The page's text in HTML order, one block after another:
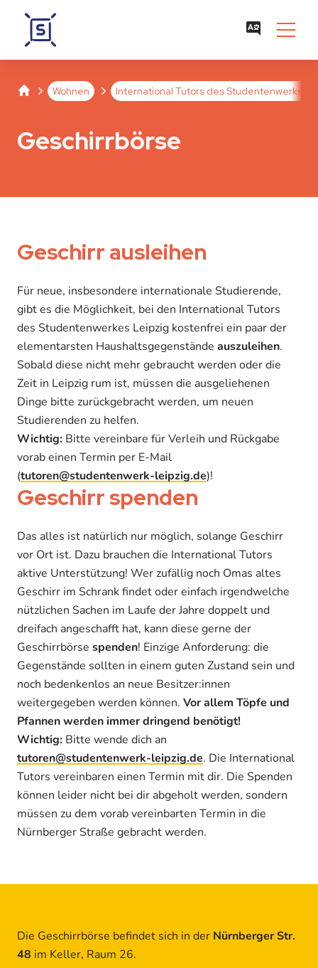
Studentenwerk Leipzig
SeparatorWohnen
Separator International Tutors des Studentenwerks
Separator
Geschirrbörse
Geschirr ausleihen
Für neue, insbesondere internationale Studierende,
gibt es die Möglichkeit, bei den International Tutors
des Studentenwerkes Leipzig kostenfrei ein paar der
elementarsten Haushaltsgegenstände auszuleihen.
Sobald diese nicht mehr gebraucht werden oder die
Zeit in Leipzig rum ist, müssen die ausgeliehenen
Dinge bitte zurückgebracht werden, um neuen
Studierenden zu helfen.
Wichtig: Bitte vereinbare für Verleih und Rückgabe
vorab einen Termin per E-Mail
(tutoren@studentenwerk-leipzig.de)!
Geschirr spenden
Das alles ist natürlich nur möglich, solange Geschirr
vor Ort ist. Dazu brauchen die International Tutors
aktive Unterstützung! Wer zufällig noch Omas altes
Geschirr im Schrank findet oder einfach irgendwelche
nützlichen Sachen im Laufe der Jahre doppelt und
dreifach angeschafft hat, kann diese gerne der
Geschirrbörse spenden! Einzige Anforderung: die
Gegenstände sollten in einem guten Zustand sein und
noch bedenkenlos an neue Besitzer:innen
weitergegeben werden können. Vor allem Töpfe und
Pfannen werden immer dringend benötigt!
Wichtig: Bitte wende dich an
tutoren@studentenwerk-leipzig.de. Die International
Tutors vereinbaren einen Termin mit dir. Die Spenden
können leider nicht bei dir abgeholt werden, sondern
müssen zu dem vorab vereinbarten Termin in die
Nürnberger Straße gebracht werden.
Die Geschirrbörse befindet sich in der Nürnberger Str.
48 im Keller, Raum 26.